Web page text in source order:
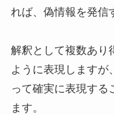
れば、偽情報を発信
解釈として複数あり
ように表現しますが
って確実に表現する
ます。